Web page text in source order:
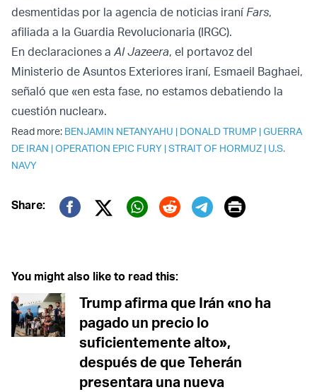
desmentidas por la agencia de noticias iraní Fars,
afiliada a la Guardia Revolucionaria (IRGC).
En declaraciones aAl Jazeera, el portavoz del
Ministerio de Asuntos Exteriores iraní, Esmaeil Baghaei,
señaló que «en esta fase, no estamos debatiendo la
cuestión nuclear».
Read more: BENJAMIN NETANYAHU | DONALD TRUMP |GUERRA
DE IRAN |OPERATION EPIC FURY |STRAIT OF HORMUZ | U.S.
NAVY
Share:
Twitter (X)
Print
You might also like to read this:
Trump afirma que Irán «no ha
pagado un precio lo
suficientemente alto»,
después de que Teherán
presentara una nueva